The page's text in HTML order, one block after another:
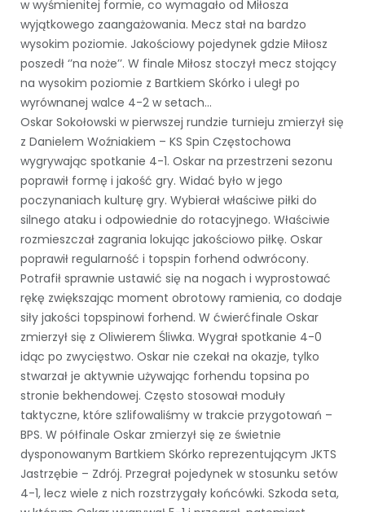
w wyśmienitej formie, co wymagało od Miłosza
wyjątkowego zaangażowania. Mecz stał na bardzo
wysokim poziomie. Jakościowy pojedynek gdzie Miłosz
poszedł ‘’na noże’’. W finale Miłosz stoczył mecz stojący
na wysokim poziomie z Bartkiem Skórko i uległ po
wyrównanej walce 4-2 w setach…
Oskar Sokołowski w pierwszej rundzie turnieju zmierzył się
z Danielem Woźniakiem – KS Spin Częstochowa
wygrywając spotkanie 4-1. Oskar na przestrzeni sezonu
poprawił formę i jakość gry. Widać było w jego
poczynaniach kulturę gry. Wybierał właściwe piłki do
silnego ataku i odpowiednie do rotacyjnego. Właściwie
rozmieszczał zagrania lokując jakościowo piłkę. Oskar
poprawił regularność i topspin forhend odwrócony.
Potrafił sprawnie ustawić się na nogach i wyprostować
rękę zwiększając moment obrotowy ramienia, co dodaje
siły jakości topspinowi forhend. W ćwierćfinale Oskar
zmierzył się z Oliwierem Śliwka. Wygrał spotkanie 4-0
idąc po zwycięstwo. Oskar nie czekał na okazje, tylko
stwarzał je aktywnie używając forhendu topsina po
stronie bekhendowej. Często stosował moduły
taktyczne, które szlifowaliśmy w trakcie przygotowań –
BPS. W półfinale Oskar zmierzył się ze świetnie
dysponowanym Bartkiem Skórko reprezentującym JKTS
Jastrzębie – Zdrój. Przegrał pojedynek w stosunku setów
4-1, lecz wiele z nich rozstrzygały końcówki. Szkoda seta,